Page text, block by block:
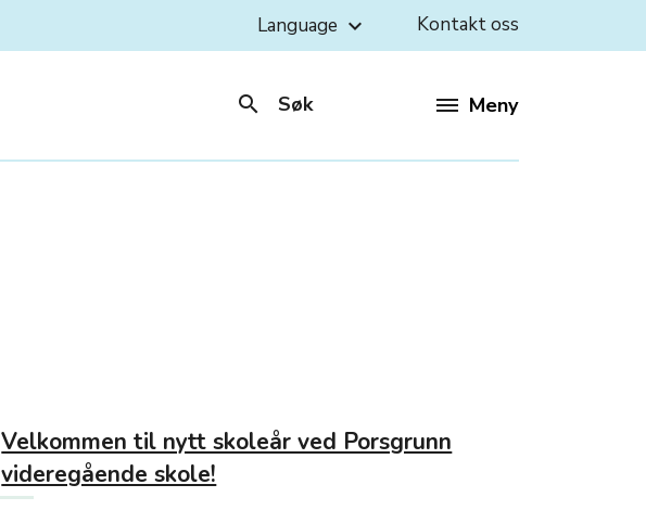
Language keyboard_arrow_down Kontakt oss
search Søk Meny
Velkommen til nytt skoleår ved Porsgrunn
videregående skole!